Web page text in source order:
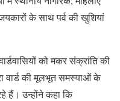
के साथ पर्व की खुशियां
को मकर संक्रांति की
वार्ड की मूलभूत समस्याओं के
हैं। उन्होंने कहा कि